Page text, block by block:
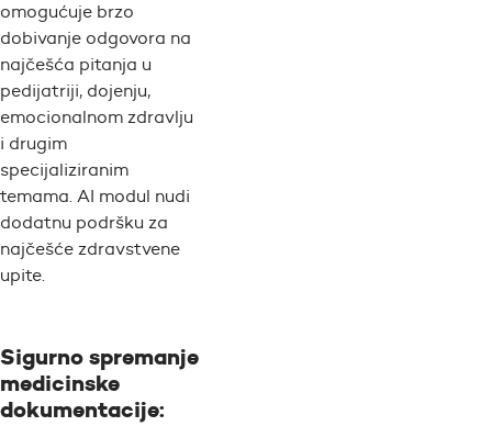
omogućuje brzo
dobivanje odgovora na
najčešća pitanja u
pedijatriji, dojenju,
emocionalnom zdravlju
i drugim
specijaliziranim
temama. AI modul nudi
dodatnu podršku za
najčešće zdravstvene
upite.
Sigurno spremanje
medicinske
dokumentacije: